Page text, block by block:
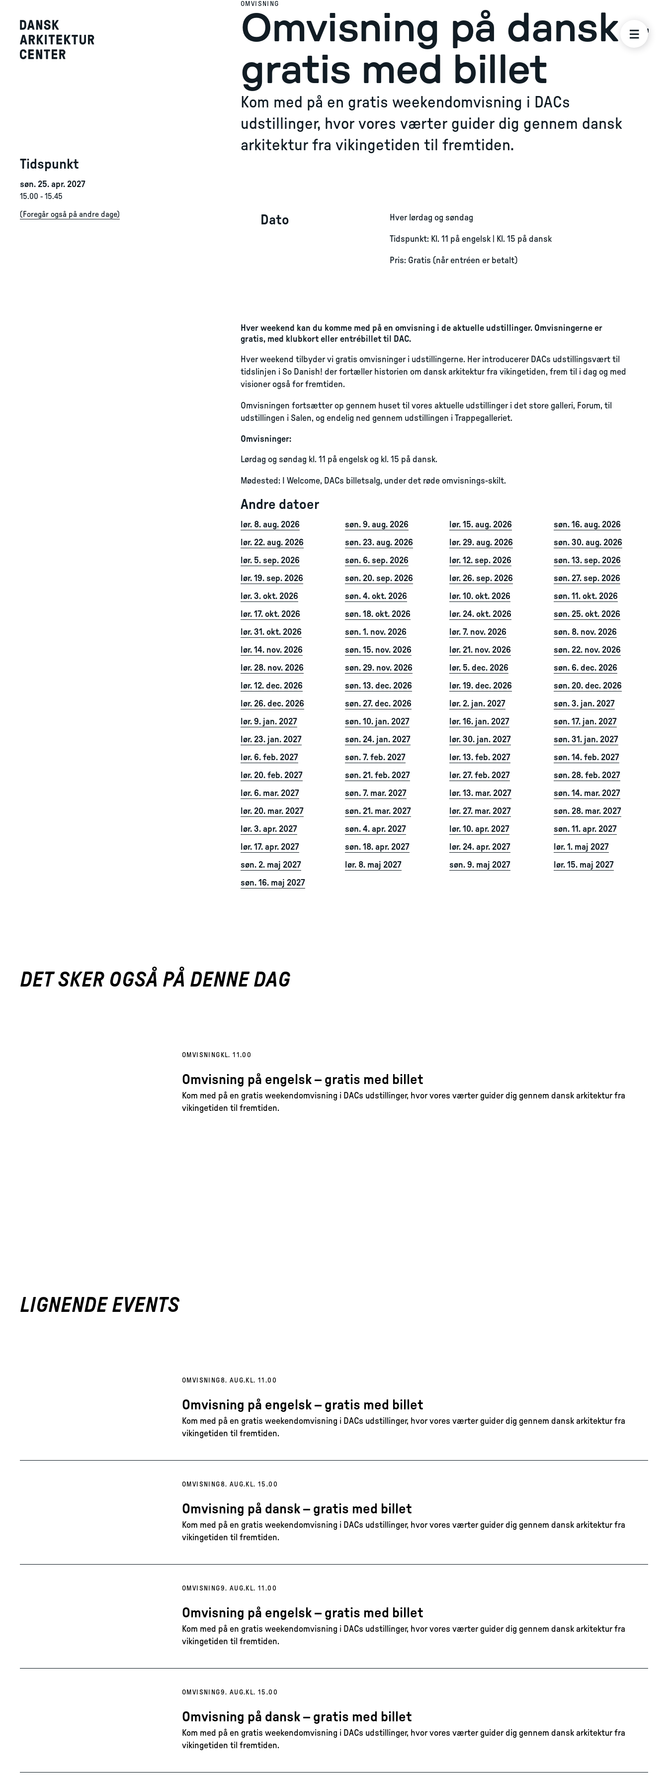
OMVISNING
Omvisning på dansk –
gratis med billet
Kom med på en gratis weekendomvisning i DACs
udstillinger, hvor vores værter guider dig gennem dansk
arkitektur fra vikingetiden til fremtiden.
Tidspunkt
søn. 25. apr. 2027
15.00 - 15.45
( Foregår også på andre dage) Dato Hver lørdag og søndag
Tidspunkt: Kl. 11 på engelsk | Kl. 15 på dansk
Pris: Gratis (når entréen er betalt)
Hver weekend kan du komme med på en omvisning i de aktuelle udstillinger. Omvisningerne er
gratis, med klubkort eller entrébillet til DAC.
Hver weekend tilbyder vi gratis omvisninger i udstillingerne. Her introducerer DACs udstillingsvært til
tidslinjen i So Danish! der fortæller historien om dansk arkitektur fra vikingetiden, frem til i dag og med
visioner også for fremtiden.
Omvisningen fortsætter op gennem huset til vores aktuelle udstillinger i det store galleri, Forum, til
udstillingen i Salen, og endelig ned gennem udstillingen i Trappegalleriet.
Omvisninger:
Lørdag og søndag kl. 11 på engelsk og kl. 15 på dansk.
Mødested: I Welcome, DACs billetsalg, under det røde omvisnings-skilt.
Andre datoer
lør. 8. aug. 2026 søn. 9. aug. 2026 lør. 15. aug. 2026
søn. 16. aug. 2026
lør. 22. aug. 2026
søn. 23. aug. 2026 lør. 29. aug. 2026
søn. 30. aug. 2026
lør. 5. sep. 2026
søn. 6. sep. 2026 lør. 12. sep. 2026
søn. 13. sep. 2026
lør. 19. sep. 2026
søn. 20. sep. 2026 lør. 26. sep. 2026
søn. 27. sep. 2026
lør. 3. okt. 2026
søn. 4. okt. 2026 lør. 10. okt. 2026
søn. 11. okt. 2026
lør. 17. okt. 2026
søn. 18. okt. 2026 lør. 24. okt. 2026
søn. 25. okt. 2026
lør. 31. okt. 2026
søn. 1. nov. 2026 lør. 7. nov. 2026
søn. 8. nov. 2026
lør. 14. nov. 2026
søn. 15. nov. 2026 lør. 21. nov. 2026
søn. 22. nov. 2026
lør. 28. nov. 2026
søn. 29. nov. 2026 lør. 5. dec. 2026
søn. 6. dec. 2026
lør. 12. dec. 2026
søn. 13. dec. 2026 lør. 19. dec. 2026
søn. 20. dec. 2026
lør. 26. dec. 2026
søn. 27. dec. 2026 lør. 2. jan. 2027
søn. 3. jan. 2027
lør. 9. jan. 2027
søn. 10. jan. 2027 lør. 16. jan. 2027
søn. 17. jan. 2027
lør. 23. jan. 2027
søn. 24. jan. 2027 lør. 30. jan. 2027
søn. 31. jan. 2027
lør. 6. feb. 2027
søn. 7. feb. 2027 lør. 13. feb. 2027
søn. 14. feb. 2027
lør. 20. feb. 2027
søn. 21. feb. 2027 lør. 27. feb. 2027
søn. 28. feb. 2027
lør. 6. mar. 2027
søn. 7. mar. 2027 lør. 13. mar. 2027
søn. 14. mar. 2027
lør. 20. mar. 2027
søn. 21. mar. 2027 lør. 27. mar. 2027
søn. 28. mar. 2027
lør. 3. apr. 2027
søn. 4. apr. 2027 lør. 10. apr. 2027
søn. 11. apr. 2027
lør. 17. apr. 2027
søn. 18. apr. 2027 lør. 24. apr. 2027
lør. 1. maj 2027
søn. 2. maj 2027
lør. 8. maj 2027 søn. 9. maj 2027
lør. 15. maj 2027
søn. 16. maj 2027
DET SKER OGSÅ PÅ DENNE DAG
OMVISNING KL. 11.00
Omvisning på engelsk – gratis med billet
Kom med på en gratis weekendomvisning i DACs udstillinger, hvor vores værter guider dig gennem dansk arkitektur fra
vikingetiden til fremtiden.
LIGNENDE EVENTS
OMVISNING 8. AUG. KL. 11.00
Omvisning på engelsk – gratis med billet
Kom med på en gratis weekendomvisning i DACs udstillinger, hvor vores værter guider dig gennem dansk arkitektur fra
vikingetiden til fremtiden.
OMVISNING 8. AUG. KL. 15.00
Omvisning på dansk – gratis med billet
Kom med på en gratis weekendomvisning i DACs udstillinger, hvor vores værter guider dig gennem dansk arkitektur fra
vikingetiden til fremtiden.
OMVISNING9. AUG. KL. 11.00
Omvisning på engelsk – gratis med billet
Kom med på en gratis weekendomvisning i DACs udstillinger, hvor vores værter guider dig gennem dansk arkitektur fra
vikingetiden til fremtiden.
OMVISNING9. AUG. KL. 15.00
Omvisning på dansk – gratis med billet
Kom med på en gratis weekendomvisning i DACs udstillinger, hvor vores værter guider dig gennem dansk arkitektur fra
vikingetiden til fremtiden.